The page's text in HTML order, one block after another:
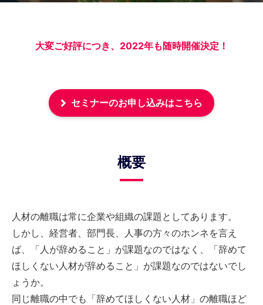
大変ご好評につき、2022年も随時開催決定！
セミナーのお申し込みはこちら
概要
人材の離職は常に企業や組織の課題としてあります。
しかし、経営者、部門長、人事の方々のホンネを言え
ば、「人が辞めること」が課題なのではなく、「辞めて
ほしくない人材が辞めること」が課題なのではないでし
ょうか。
同じ離職の中でも「辞めてほしくない人材」の離職ほど